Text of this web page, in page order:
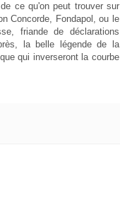
ce qu'on peut trouver sur
Concorde, Fondapol, ou le
friande de déclarations
la belle légende de la
qui inverseront la courbe